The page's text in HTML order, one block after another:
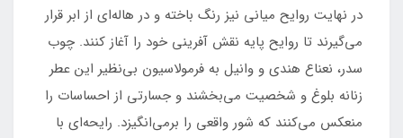
در نهایت روایح میانی نیز رنگ باخته و در هاله‌ای از ابر قرار
می‌گیرند تا روایح پایه نقش آفرینی خود را آغاز کنند. چوب
سدر، نعناع هندی و وانیل به فرمولاسیون بی‌نظیر این عطر
زنانه بلوغ و شخصیت می‌بخشند و جسارتی از احساسات را
منعکس می‌کنند که شور واقعی را برمی‌انگیزد. رایحه‌ای با